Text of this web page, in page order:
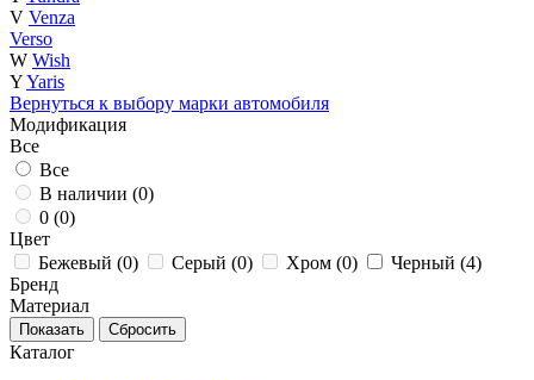
V Venza
Verso
W Wish
YYaris
Вернуться к выбору марки автомобиля
Модификация
Все
Все
В наличии (0)
0 (0)
Цвет
Бежевый (0) Серый (0) Хром (0) Черный (4)
Бренд
Материал
Каталог